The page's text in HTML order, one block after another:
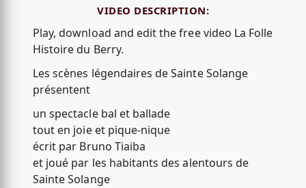
VIDEO DESCRIPTION:
Play, download and edit the free video La Folle
Histoire du Berry.
Les scènes légendaires de Sainte Solange
présentent
un spectacle bal et ballade
tout en joie et pique-nique
écrit par Bruno Tiaiba
et joué par les habitants des alentours de
Sainte Solange